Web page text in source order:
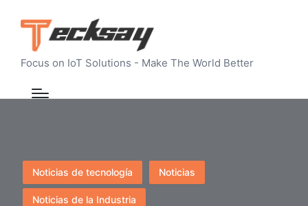
Focus on IoT Solutions - Make The World Better
Publicado
en
Noticias de tecnología Noticias
Noticias de la Industria